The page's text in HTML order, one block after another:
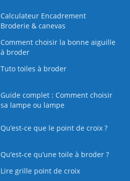
Calculateur Encadrement
Broderie & canevas
Comment choisir la bonne aiguille
à broder
Tuto toiles à broder
Guide complet : Comment choisir
sa lampe ou lampe
Qu’est-ce que le point de croix ?
Qu’est‑ce qu’une toile à broder ?
Lire grille point de croix